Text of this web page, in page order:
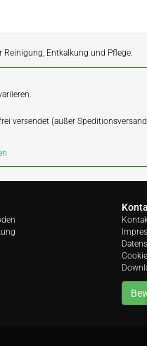
Entkalkung und Pflege.
versendet (außer